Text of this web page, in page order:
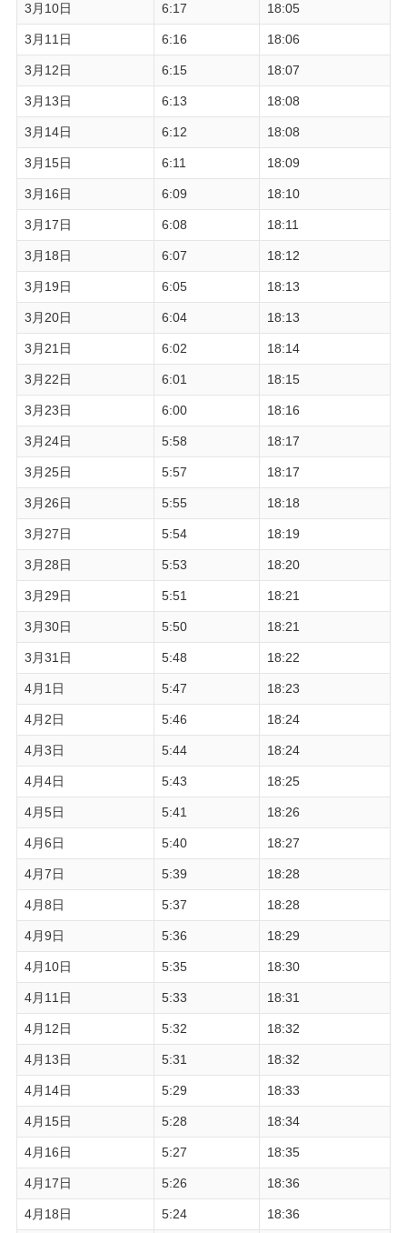
3月10日 6:17 18:05
3月11日 6:16 18:06
3月12日 6:15 18:07
3月13日 6:13 18:08
3月14日 6:12 18:08
3月15日 6:11 18:09
3月16日 6:09 18:10
3月17日 6:08 18:11
3月18日 6:07 18:12
3月19日 6:05 18:13
3月20日 6:04 18:13
3月21日 6:02 18:14
3月22日 6:01 18:15
3月23日 6:00 18:16
3月24日 5:58 18:17
3月25日 5:57 18:17
3月26日 5:55 18:18
3月27日 5:54 18:19
3月28日 5:53 18:20
3月29日 5:51 18:21
3月30日 5:50 18:21
3月31日 5:48 18:22
4月1日 5:47 18:23
4月2日 5:46 18:24
4月3日 5:44 18:24
4月4日 5:43 18:25
4月5日 5:41 18:26
4月6日 5:40 18:27
4月7日 5:39 18:28
4月8日 5:37 18:28
4月9日 5:36 18:29
4月10日 5:35 18:30
4月11日 5:33 18:31
4月12日 5:32 18:32
4月13日 5:31 18:32
4月14日 5:29 18:33
4月15日 5:28 18:34
4月16日 5:27 18:35
4月17日 5:26 18:36
4月18日 5:24 18:36